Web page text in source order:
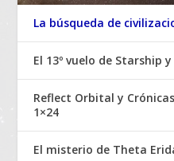
La búsqueda de
El 13º vuelo de Starship
Reflect Orbital y
1×24
El misterio de Theta